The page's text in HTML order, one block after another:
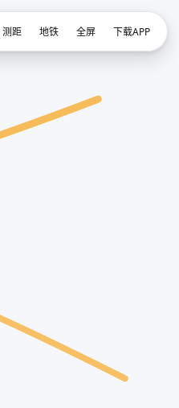
测距 地铁 全屏 下载APP